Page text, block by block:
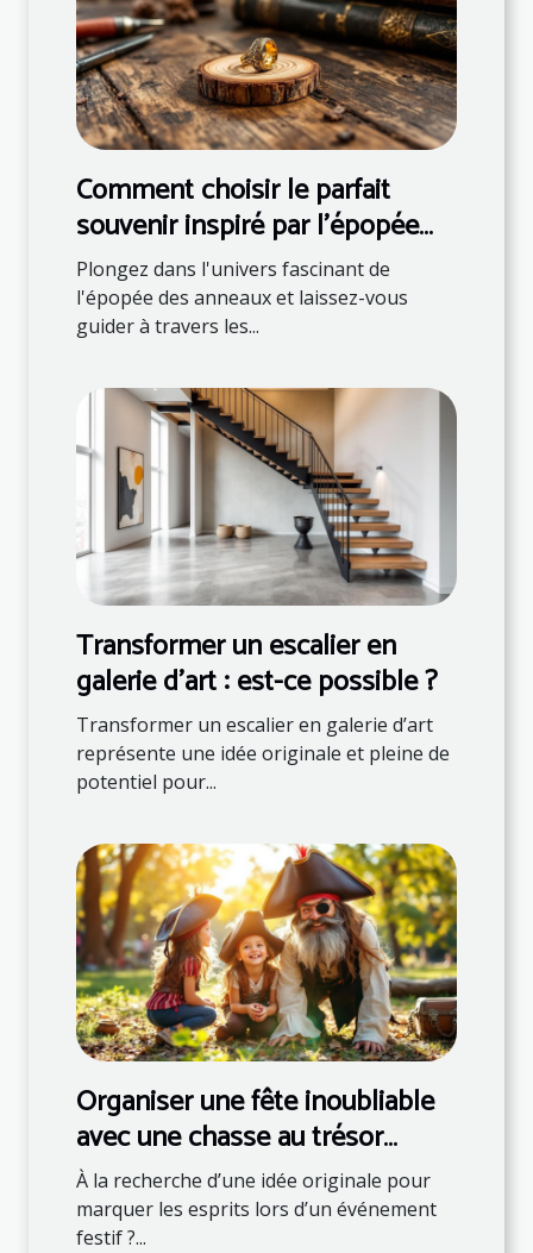
Comment choisir le parfait
souvenir inspiré par l'épopée
des anneaux ?
Plongez dans l'univers fascinant de
l'épopée des anneaux et laissez-vous
guider à travers les...
Transformer un escalier en
galerie d'art : est-ce possible ?
Transformer un escalier en galerie d’art
représente une idée originale et pleine de
potentiel pour...
Organiser une fête inoubliable
avec une chasse au trésor
thématique
À la recherche d’une idée originale pour
marquer les esprits lors d’un événement
festif ?...